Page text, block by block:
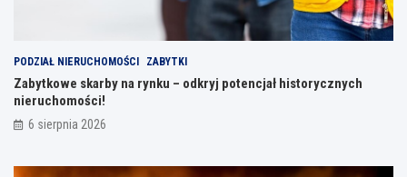
PODZIAŁ NIERUCHOMOŚCI ZABYTKI
Zabytkowe skarby na rynku – odkryj potencjał historycznych
nieruchomości!
6 sierpnia 2026